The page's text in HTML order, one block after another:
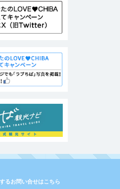
るお問い合せはこちら